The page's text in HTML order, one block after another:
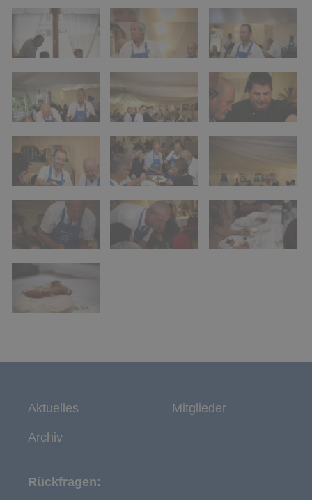
Aktuelles
Archiv
Mitglieder
Rückfragen: